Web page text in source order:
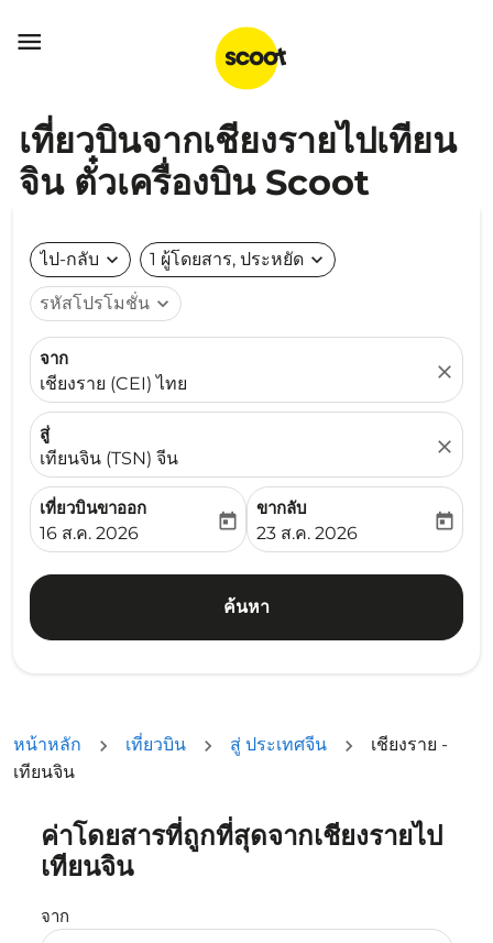

เที่ยวบินจากเชียงรายไปเทียน
จิน ตั๋วเครื่องบิน Scoot
ไป-กลับ expand_more 1 ผู้โดยสาร, ประหยัด expand_more
รหัสโปรโมชั่น expand_more
จาก
เชียงราย (CEI) ไทย
close
สู่
เทียนจิน (TSN) จีน
close
เที่ยวบินขาออก
fc-booking-departure-date-aria-label
16 ส.ค. 2026
today
ขากลับ
fc-booking-return-date-
23 ส.ค. 2026
today
ค้นหา
หน้าหลัก เที่ยวบิน สู่ ประเทศจีน
เชียงราย -
เทียนจิน
ค่าโดยสารที่ถูกที่สุดจากเชียงรายไป
เทียนจิน
จาก
ลองอัปเดตเส้นทางของคุณ (ต้นทางและ/หรือปลายทาง) หรื